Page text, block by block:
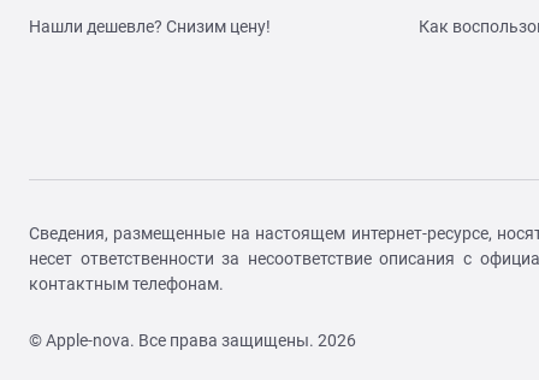
Нашли дешевле? Снизим цену! Как
Сведения, размещенные на настоящем интернет-ресурсе,
несет ответственности за несоответствие описания с
контактным телефонам.
© Apple-nova. Все права защищены. 2026